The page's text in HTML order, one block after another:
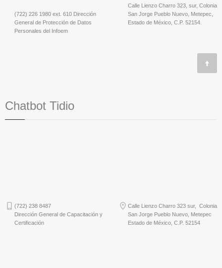
(722) 226 1980 ext. 610 Dirección
General de Protección de Datos
Personales del Infoem
Calle Lienzo Charro 323, sur, Colonia
San Jorge Pueblo Nuevo, Metepec,
Estado de México, C.P. 52154.
Chatbot Tidio
(722) 238 8487
Dirección General de Capacitación y
Certificación
Calle Lienzo Charro 323 sur, Colonia
San Jorge Pueblo Nuevo, Metepec
Estado de México, C.P. 52154